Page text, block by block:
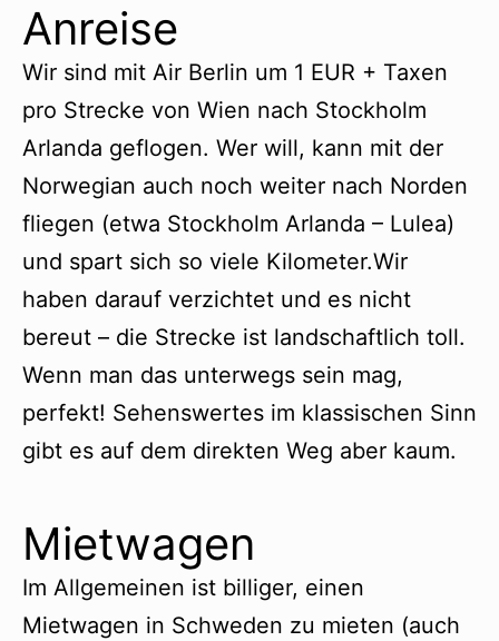
Anreise
Wir sind mit Air Berlin um 1 EUR + Taxen
pro Strecke von Wien nach Stockholm
Arlanda geflogen. Wer will, kann mit der
Norwegian auch noch weiter nach Norden
fliegen (etwa Stockholm Arlanda – Lulea)
und spart sich so viele Kilometer.Wir
haben darauf verzichtet und es nicht
bereut – die Strecke ist landschaftlich toll.
Wenn man das unterwegs sein mag,
perfekt! Sehenswertes im klassischen Sinn
gibt es auf dem direkten Weg aber kaum.
Mietwagen
Im Allgemeinen ist billiger, einen
Mietwagen in Schweden zu mieten (auch